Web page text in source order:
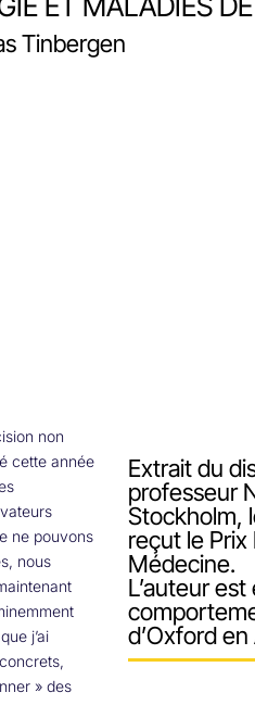
Tinbergen
non
cette année
ne pouvons
nous
j’ai
» des
Extrait du
professeur
Stockholm,
reçut le
Médecine.
L’auteur
d’Oxford